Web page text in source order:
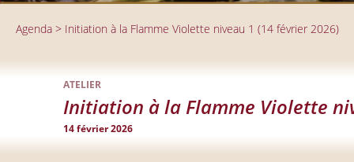
Vous êtes ici
Agenda > Initiation à la Flamme Violette niveau 1 (14 février 2026)
ATELIER
Initiation à la Flamme Violette
14 février 2026